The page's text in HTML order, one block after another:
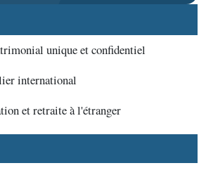
unique et confidentiel
international
et retraite à l'étranger